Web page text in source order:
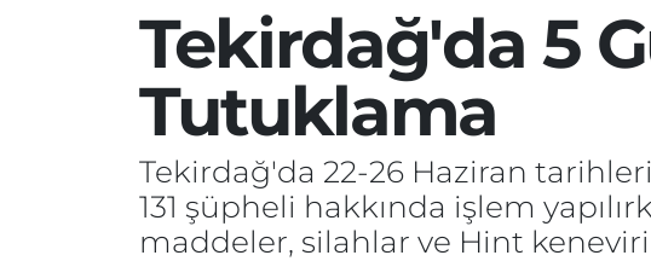
Tekirdağ'da 5
Tutuklama
Tekirdağ'da 22-26 Haziran
131 şüpheli hakkında işlem
maddeler, silahlar ve Hint
SAĞLIK
Tekirdağ Trafik Yoğunluk Haritası
Süper Lig Puan Durumu ve Fikstür
Tüm Manşetler
Son Dakika Haberleri